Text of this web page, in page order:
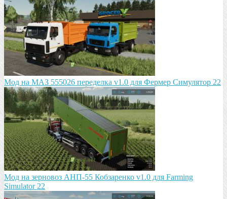
Мод на МАЗ 555026 пeрeдeлка v1.0 для Фермер Симулятор 22
Мод на зeрновоз АНП-55 Кобзарeнко v1.0 для Farming
Simulator 22